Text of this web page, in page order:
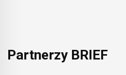
Partnerzy BRIEF